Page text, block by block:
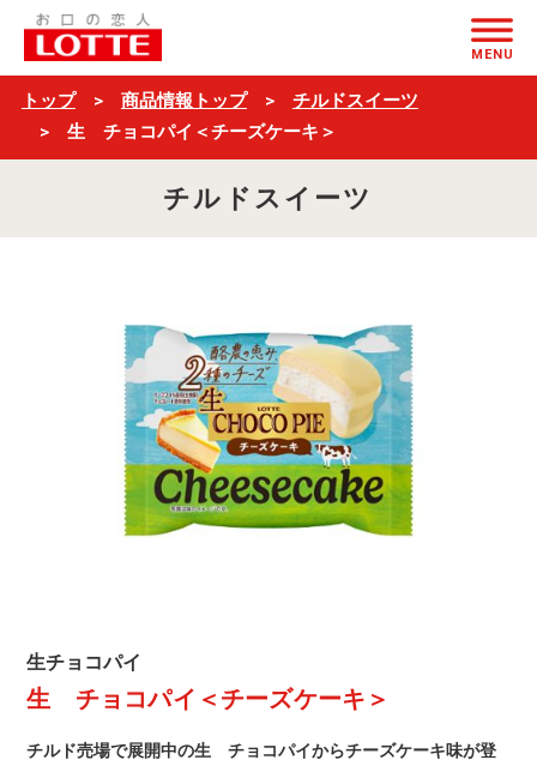
生
チ
ョ
パ
＜
MENU
トップ 商品情報トップ
チルドスイーツ
生 チョコパイ＜チーズケーキ＞
チルドスイーツ
生
ョ
イ
生チョコパイ
生 チョコパイ＜チーズケーキ＞
チルド売場で展開中の生 チョコパイからチーズケーキ味が登